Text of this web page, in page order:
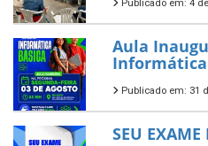
Publicado em: 4
Aula
Informática
Publicado em: 31
SEU EXAME